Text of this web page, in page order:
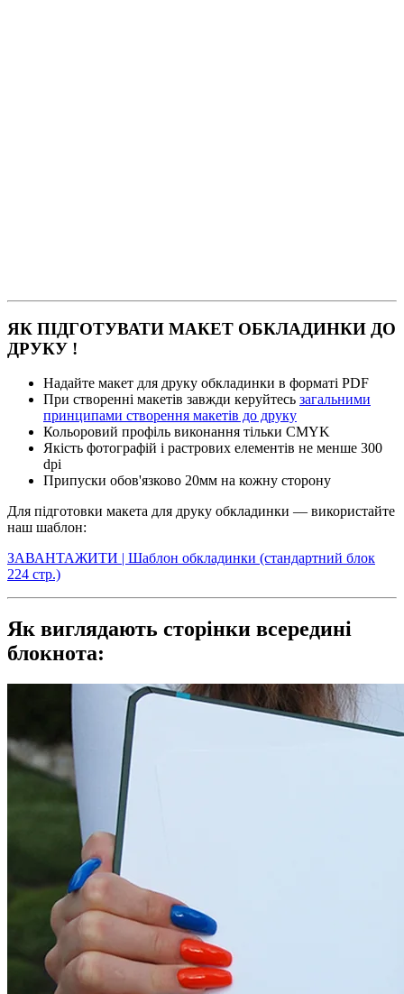
ЯК ПІДГОТУВАТИ МАКЕТ ОБКЛАДИНКИ ДО
ДРУКУ !
Надайте макет для друку обкладинки в форматі PDF
При створенні макетів завжди керуйтесь загальними
принципами створення макетів до друку
Кольоровий профіль виконання тільки CMYK
Якість фотографій і растрових елементів не менше 300
dpi
Припуски обов'язково 20мм на кожну сторону
Для підготовки макета для друку обкладинки — використайте
наш шаблон:
ЗАВАНТАЖИТИ | Шаблон обкладинки (стандартний блок
224 стр.)
Як виглядають сторінки всередині
блокнота: